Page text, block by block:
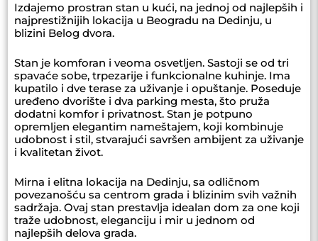
Izdajemo prostran stan u kući, na jednoj od najlepših i
najprestižnijih lokacija u Beogradu na Dedinju, u
blizini Belog dvora.
Stan je komforan i veoma osvetljen. Sastoji se od tri
spavaće sobe, trpezarije i funkcionalne kuhinje. Ima
kupatilo i dve terase za uživanje i opuštanje. Poseduje
uređeno dvorište i dva parking mesta, što pruža
dodatni komfor i privatnost. Stan je potpuno
opremljen elegantim nameštajem, koji kombinuje
udobnost i stil, stvarajući savršen ambijent za uživanje
i kvalitetan život.
Mirna i elitna lokacija na Dedinju, sa odličnom
povezanošću sa centrom grada i blizinim svih važnih
sadržaja. Ovaj stan prestavlja idealan dom za one koji
traže udobnost, eleganciju i mir u jednom od
najlepših delova grada.